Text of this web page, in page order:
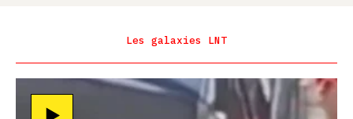
Les galaxies LNT